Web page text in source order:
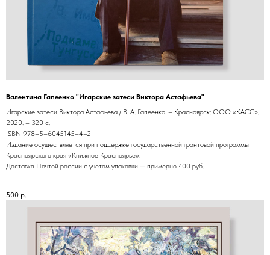
Валентина Гапеенко "Игарские затеси Виктора Астафьева"
Игарские затеси Виктора Астафьева / В. А. Гапеенко. – Красноярск: ООО «КАСС»,
2020. – 320 с.
ISBN 978–5–6045145–4–2
Издание осуществляется при поддержке государственной грантовой программы
Красноярского края «Книжное Красноярье».
Доставка Почтой россии с учетом упаковки — примерно 400 руб.
500 р.